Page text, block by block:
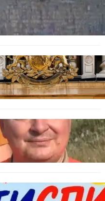
по улица
Варна
край границата с
ще могат да се